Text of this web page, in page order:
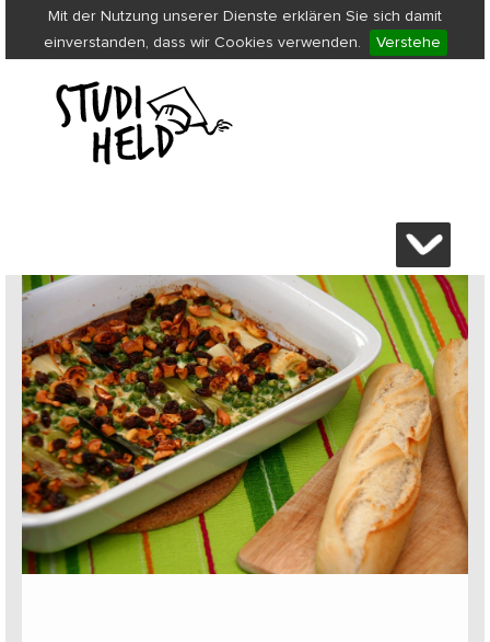
Mit der Nutzung unserer Dienste erklären Sie sich damit
einverstanden, dass wir Cookies verwenden.
Verstehe